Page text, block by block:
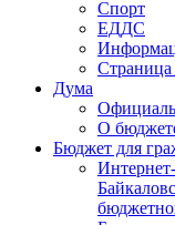
Спорт
ЕДДС
Страница
Дума
О
Бюджет для